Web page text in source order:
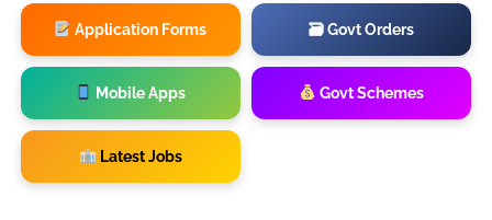
Application Forms 🗃 Govt Orders
Mobile Apps Govt Schemes
Latest Jobs